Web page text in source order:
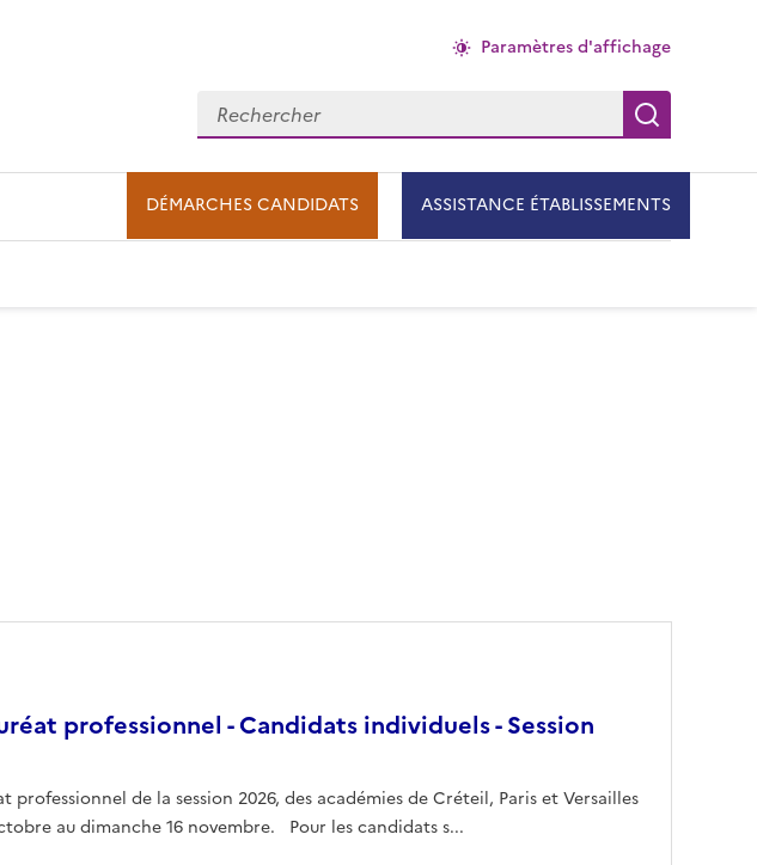
Paramètres d'affichage
Rechercher
DÉMARCHES CANDIDATS ASSISTANCE ÉTABLISSEMENTS
professionnel - Candidats individuels - Session
professionnel de la session 2026, des académies de Créteil, Paris et Versailles
au dimanche 16 novembre. Pour les candidats s...